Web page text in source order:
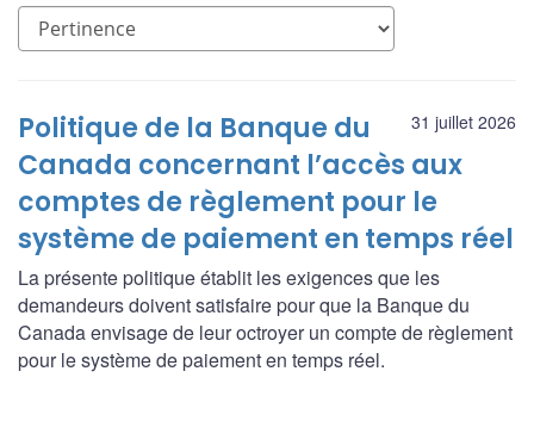
31 juillet 2026
Politique de la Banque du
Canada concernant l’accès aux
comptes de règlement pour le
système de paiement en temps réel
La présente politique établit les exigences que les
demandeurs doivent satisfaire pour que la Banque du
Canada envisage de leur octroyer un compte de règlement
pour le système de paiement en temps réel.